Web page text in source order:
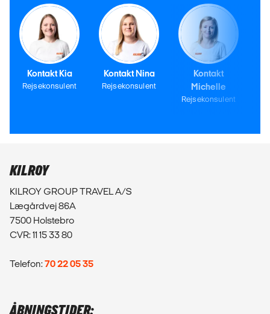
Kontakt Kia
Rejsekonsulent
Kontakt Nina
Rejsekonsulent
Kontakt
Michelle
Rejsekonsulent
KILROY
KILROY GROUP TRAVEL A/S
Lægårdvej 86A
7500 Holstebro
CVR: 11 15 33 80
Telefon:70 22 05 35
ÅBNINGSTIDER: